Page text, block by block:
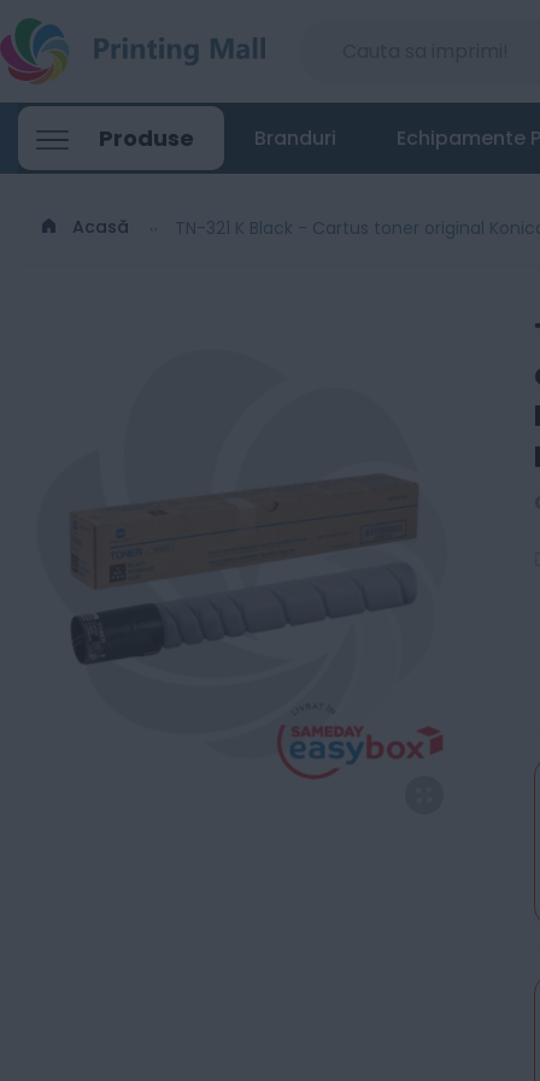
Produse Branduri Echipamente
Acasă TN-321 K Black - Cartus toner original
TN-321 K Black - Cartus toner original
231 Lei